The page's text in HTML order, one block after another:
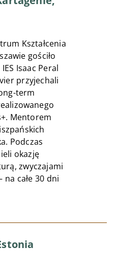
Kształcenia
gościło
Isaac Peral
przyjechali
term
Mentorem
Podczas
okazję
zwyczajami
całe 30 dni